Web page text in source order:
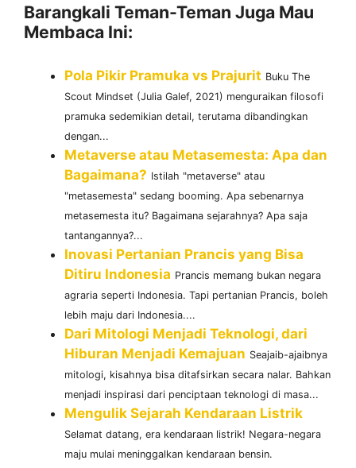
Barangkali Teman-Teman Juga Mau
Membaca Ini:
Pola Pikir Pramuka vs Prajurit Buku The
Scout Mindset (Julia Galef, 2021) menguraikan filosofi
pramuka sedemikian detail, terutama dibandingkan
dengan...
Metaverse atau Metasemesta: Apa dan
Bagaimana? Istilah "metaverse" atau
"metasemesta" sedang booming. Apa sebenarnya
metasemesta itu? Bagaimana sejarahnya? Apa saja
tantangannya?...
Inovasi Pertanian Prancis yang Bisa
Ditiru Indonesia Prancis memang bukan negara
agraria seperti Indonesia. Tapi pertanian Prancis, boleh
lebih maju dari Indonesia....
Dari Mitologi Menjadi Teknologi, dari
Hiburan Menjadi Kemajuan Seajaib-ajaibnya
mitologi, kisahnya bisa ditafsirkan secara nalar. Bahkan
menjadi inspirasi dari penciptaan teknologi di masa...
Mengulik Sejarah Kendaraan Listrik
Selamat datang, era kendaraan listrik! Negara-negara
maju mulai meninggalkan kendaraan bensin.